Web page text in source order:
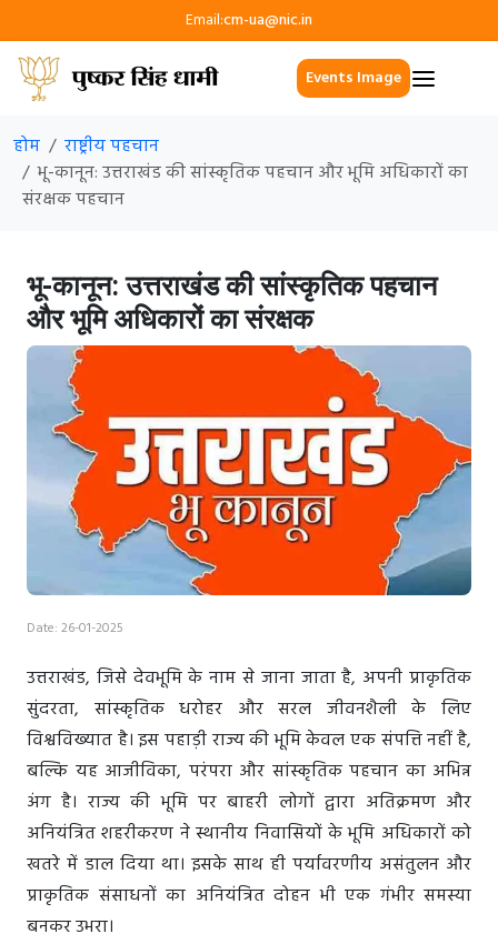
Email:cm-ua@nic.in
Events Image
होम
राष्ट्रीय पहचान
भू-कानून: उत्तराखंड की सांस्कृतिक पहचान और भूमि अधिकारों का
संरक्षक पहचान
भू-कानून: उत्तराखंड की सांस्कृतिक पहचान
और भूमि अधिकारों का संरक्षक
Date: 26-01-2025
उत्तराखंड, जिसे देवभूमि के नाम से जाना जाता है, अपनी प्राकृतिक
सुंदरता, सांस्कृतिक धरोहर और सरल जीवनशैली के लिए
विश्वविख्यात है। इस पहाड़ी राज्य की भूमि केवल एक संपत्ति नहीं है,
बल्कि यह आजीविका, परंपरा और सांस्कृतिक पहचान का अभिन्न
अंग है। राज्य की भूमि पर बाहरी लोगों द्वारा अतिक्रमण और
अनियंत्रित शहरीकरण ने स्थानीय निवासियों के भूमि अधिकारों को
खतरे में डाल दिया था। इसके साथ ही पर्यावरणीय असंतुलन और
प्राकृतिक संसाधनों का अनियंत्रित दोहन भी एक गंभीर समस्या
बनकर उभरा।